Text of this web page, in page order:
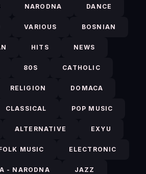
NARODNA DANCE
VARIOUS BOSNIAN
HITS NEWS
80S CATHOLIC
RELIGION DOMACA
CLASSICAL POP MUSIC
ALTERNATIVE EXYU
MUSIC ELECTRONIC
- NARODNA JAZZ